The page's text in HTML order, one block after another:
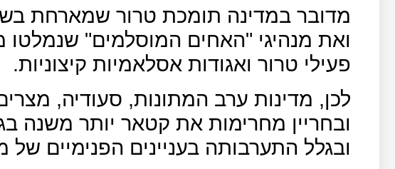
מדובר במדינה תומכת טרור שמארחת
ואת מנהיגי "האחים המוסלמים" שנמלטו
פעילי טרור ואגודות אסלאמיות קיצוניות.
לכן, מדינות ערב המתונות, סעודיה,
ובחריין מחרימות את קטאר יותר משנה
ובגלל התערבותה בעניינים הפנימיים של